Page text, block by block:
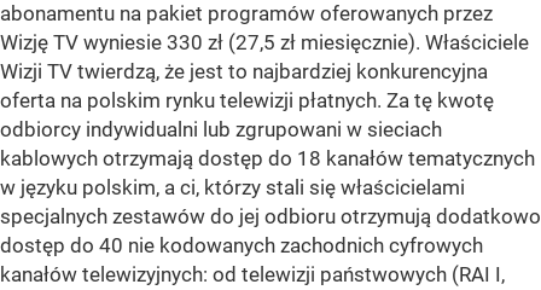
abonamentu na pakiet programów oferowanych przez
Wizję TV wyniesie 330 zł (27,5 zł miesięcznie). Właściciele
Wizji TV twierdzą, że jest to najbardziej konkurencyjna
oferta na polskim rynku telewizji płatnych. Za tę kwotę
odbiorcy indywidualni lub zgrupowani w sieciach
kablowych otrzymają dostęp do 18 kanałów tematycznych
w języku polskim, a ci, którzy stali się właścicielami
specjalnych zestawów do jej odbioru otrzymują dodatkowo
dostęp do 40 nie kodowanych zachodnich cyfrowych
kanałów telewizyjnych: od telewizji państwowych (RAI I,